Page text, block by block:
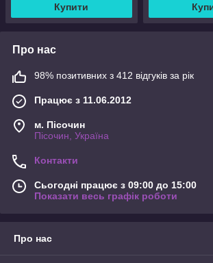
Купити
Про нас
98% позитивних з 412 відгуків за рік
Працює з 11.06.2012
м. Пісочин
Пісочин, Україна
Контакти
Сьогодні працює з 09:00 до 15:00
Показати весь графік роботи
Про нас